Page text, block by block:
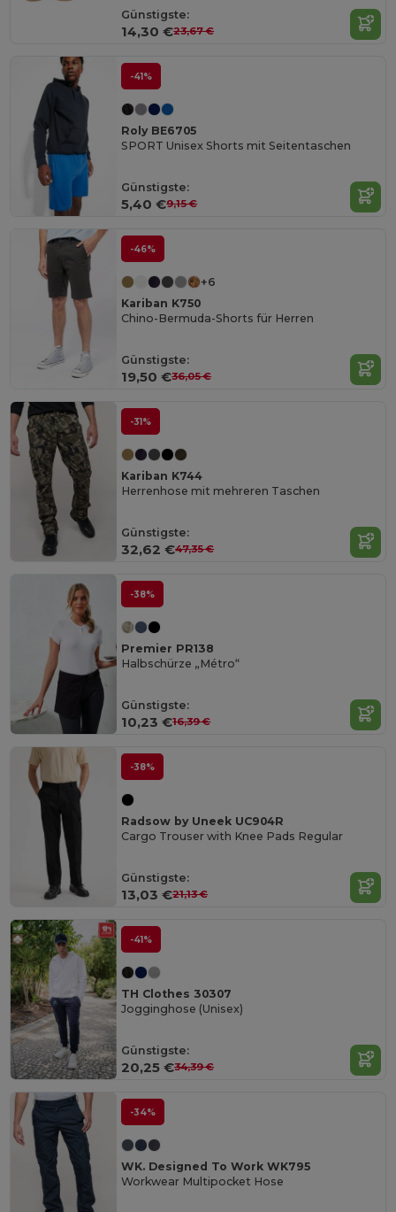
Günstigste:
14,30 €23,67 €
-41%
Roly BE6705
SPORT Unisex Shorts mit Seitentaschen
Günstigste:
5,40 €9,15 €
-46%
+6
Kariban K750
Chino-Bermuda-Shorts für Herren
Günstigste:
19,50 €36,05 €
-31%
Kariban K744
Herrenhose mit mehreren Taschen
Günstigste:
32,62 €47,35 €
-38%
Premier PR138
Halbschürze „Métro“
Günstigste:
10,23 €16,39 €
-38%
Radsow by Uneek UC904R
Cargo Trouser with Knee Pads Regular
Günstigste:
13,03 €21,13 €
-41%
TH Clothes 30307
Jogginghose (Unisex)
Günstigste:
20,25 €34,39 €
-34%
WK. Designed To Work WK795
Workwear Multipocket Hose